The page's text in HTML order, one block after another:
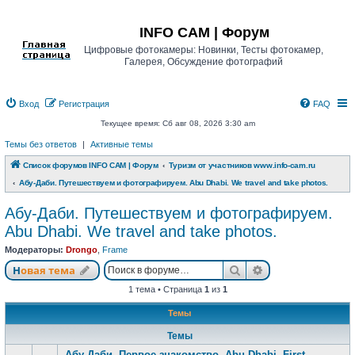
INFO CAM | Форум
Цифровые фотокамеры: Новинки, Тесты фотокамер,
Галерея, Обсуждение фотографий
Вход Регистрация FAQ
Текущее время: Сб авг 08, 2026 3:30 am
Темы без ответов | Активные темы
Список форумов INFO CAM | Форум
Туризм от участников www.info-cam.ru
Абу-Даби. Путешествуем и фотографируем. Abu Dhabi. We travel and take photos.
Абу-Даби. Путешествуем и фотографируем.
Abu Dhabi. We travel and take photos.
Модераторы: Drongo Frame
Новая тема
Новая тема ПоискРасширенный
1 тема • Страница 1 из 1
Темы
Темы